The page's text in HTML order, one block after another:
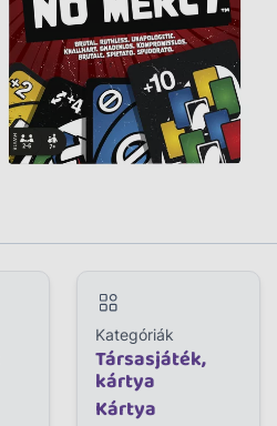
Kategóriák
Társasjáték,
kártya
Kártya